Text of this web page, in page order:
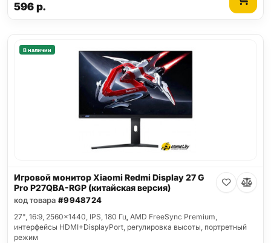
596р.
В наличии
Игровой монитор Xiaomi Redmi Display 27 G
Pro P27QBA-RGP (китайская версия)
код товара #9948724
27", 16:9, 2560x1440, IPS, 180 Гц, AMD FreeSync Premium,
интерфейсы HDMI+DisplayPort, регулировка высоты, портретный
режим